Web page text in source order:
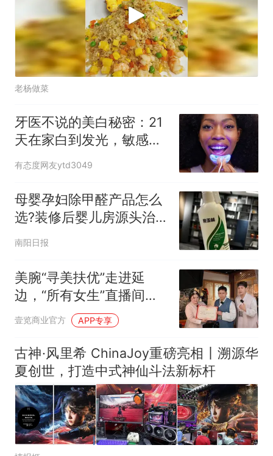
老杨做菜
牙医不说的美白秘密：21
天在家白到发光，敏感牙
也能用
有态度网友ytd3049
母婴孕妇除甲醛产品怎么
选?装修后婴儿房源头治
理实测推荐
南阳日报
美腕“寻美扶优”走进延
边，“所有女生”直播间溯
源专场收官
壹览商业官方 APP专享
古神·风里希 ChinaJoy重磅亮相丨溯源华
夏创世，打造中式神仙斗法新标杆